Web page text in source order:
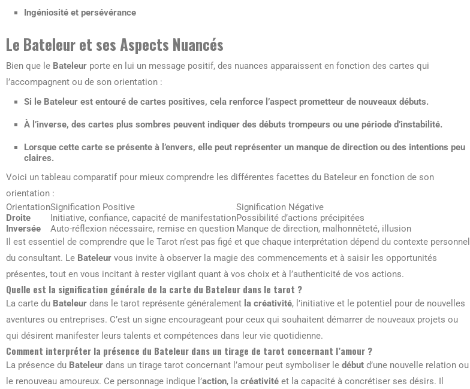
Ingéniosité et persévérance
Le Bateleur et ses Aspects Nuancés
Bien que le Bateleur porte en lui un message positif, des nuances apparaissent en fonction des cartes qui
l’accompagnent ou de son orientation :
Si le Bateleur est entouré de cartes positives, cela renforce l’aspect prometteur de nouveaux débuts.
À l’inverse, des cartes plus sombres peuvent indiquer des débuts trompeurs ou une période d’instabilité.
Lorsque cette carte se présente à l’envers, elle peut représenter un manque de direction ou des intentions peu
claires.
Voici un tableau comparatif pour mieux comprendre les différentes facettes du Bateleur en fonction de son
orientation :
OrientationSignification Positive
Signification Négative
Droite
Initiative, confiance, capacité de manifestationPossibilité d’actions précipitées
Inversée
Auto-réflexion nécessaire, remise en question Manque de direction, malhonnêteté, illusion
Il est essentiel de comprendre que le Tarot n’est pas figé et que chaque interprétation dépend du contexte personnel
du consultant. Le Bateleur vous invite à observer la magie des commencements et à saisir les opportunités
présentes, tout en vous incitant à rester vigilant quant à vos choix et à l’authenticité de vos actions.
Quelle est la signification générale de la carte du Bateleur dans le tarot ?
La carte du Bateleur dans le tarot représente généralement la créativité, l’initiative et le potentiel pour de nouvelles
aventures ou entreprises. C’est un signe encourageant pour ceux qui souhaitent démarrer de nouveaux projets ou
qui désirent manifester leurs talents et compétences dans leur vie quotidienne.
Comment interpréter la présence du Bateleur dans un tirage de tarot concernant l’amour ?
La présence du Bateleur dans un tirage tarot concernant l’amour peut symboliser le début d’une nouvelle relation ou
le renouveau amoureux. Ce personnage indique l’action, la créativité et la capacité à concrétiser ses désirs. Il